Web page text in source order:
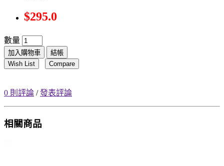
$295.0
數量
加入購物車
結帳
Wish List
Compare
0 則評論 /發表評論
相關商品